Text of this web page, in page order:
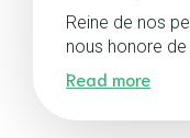
Reine de nos
nous honore de
Read more